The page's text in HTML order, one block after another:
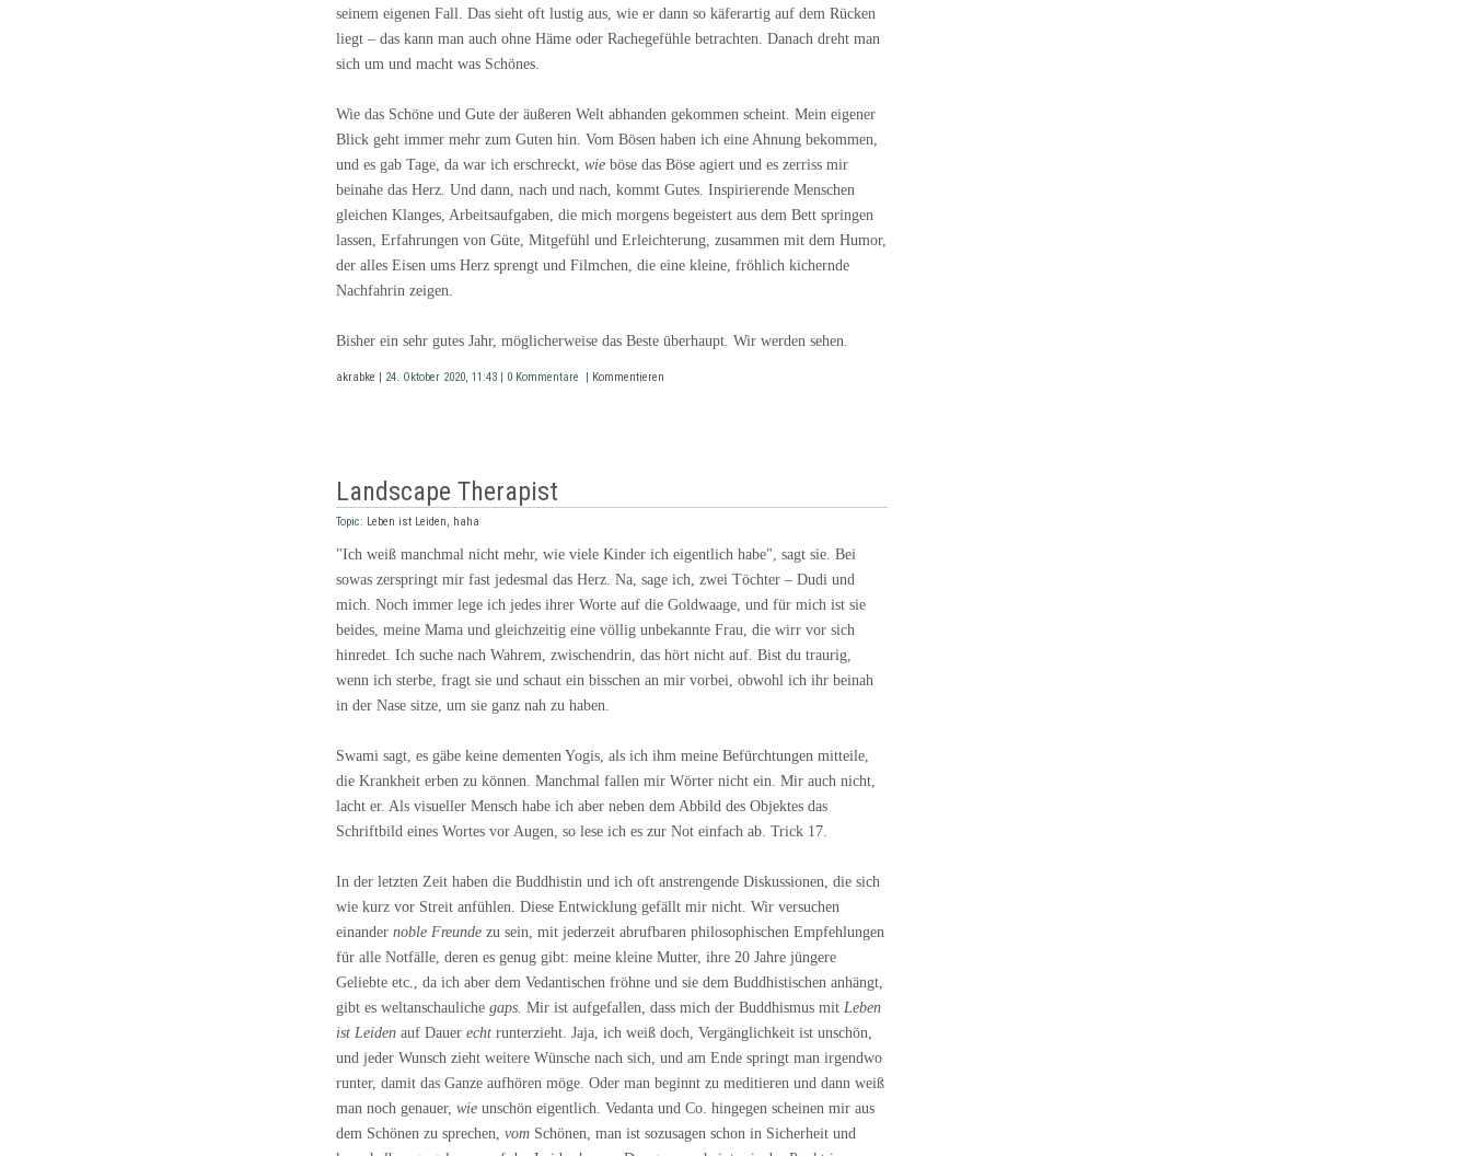
seinem eigenen Fall. Das sieht oft lustig aus, wie er dann so käferartig auf dem Rücken
liegt – das kann man auch ohne Häme oder Rachegefühle betrachten. Danach dreht man
sich um und macht was Schönes.
Wie das Schöne und Gute der äußeren Welt abhanden gekommen scheint. Mein eigener
Blick geht immer mehr zum Guten hin. Vom Bösen haben ich eine Ahnung bekommen,
und es gab Tage, da war ich erschreckt, wie böse das Böse agiert und es zerriss mir
beinahe das Herz. Und dann, nach und nach, kommt Gutes. Inspirierende Menschen
gleichen Klanges, Arbeitsaufgaben, die mich morgens begeistert aus dem Bett springen
lassen, Erfahrungen von Güte, Mitgefühl und Erleichterung, zusammen mit dem Humor,
der alles Eisen ums Herz sprengt und Filmchen, die eine kleine, fröhlich kichernde
Nachfahrin zeigen.
Bisher ein sehr gutes Jahr, möglicherweise das Beste überhaupt. Wir werden sehen.
akrabke | 24. Oktober 2020, 11:43 | 0 Kommentare | Kommentieren
Landscape Therapist
Topic: Leben ist Leiden, haha
"Ich weiß manchmal nicht mehr, wie viele Kinder ich eigentlich habe", sagt sie. Bei
sowas zerspringt mir fast jedesmal das Herz. Na, sage ich, zwei Töchter – Dudi und
mich. Noch immer lege ich jedes ihrer Worte auf die Goldwaage, und für mich ist sie
beides, meine Mama und gleichzeitig eine völlig unbekannte Frau, die wirr vor sich
hinredet. Ich suche nach Wahrem, zwischendrin, das hört nicht auf. Bist du traurig,
wenn ich sterbe, fragt sie und schaut ein bisschen an mir vorbei, obwohl ich ihr beinah
in der Nase sitze, um sie ganz nah zu haben.
Swami sagt, es gäbe keine dementen Yogis, als ich ihm meine Befürchtungen mitteile,
die Krankheit erben zu können. Manchmal fallen mir Wörter nicht ein. Mir auch nicht,
lacht er. Als visueller Mensch habe ich aber neben dem Abbild des Objektes das
Schriftbild eines Wortes vor Augen, so lese ich es zur Not einfach ab. Trick 17.
In der letzten Zeit haben die Buddhistin und ich oft anstrengende Diskussionen, die sich
wie kurz vor Streit anfühlen. Diese Entwicklung gefällt mir nicht. Wir versuchen
einander noble Freunde zu sein, mit jederzeit abrufbaren philosophischen Empfehlungen
für alle Notfälle, deren es genug gibt: meine kleine Mutter, ihre 20 Jahre jüngere
Geliebte etc., da ich aber dem Vedantischen fröhne und sie dem Buddhistischen anhängt,
gibt es weltanschauliche gaps. Mir ist aufgefallen, dass mich der Buddhismus mit Leben
ist Leiden auf Dauer echt runterzieht. Jaja, ich weiß doch, Vergänglichkeit ist unschön,
und jeder Wunsch zieht weitere Wünsche nach sich, und am Ende springt man irgendwo
runter, damit das Ganze aufhören möge. Oder man beginnt zu meditieren und dann weiß
man noch genauer, wie unschön eigentlich. Vedanta und Co. hingegen scheinen mir aus
dem Schönen zu sprechen, vom Schönen, man ist sozusagen schon in Sicherheit und